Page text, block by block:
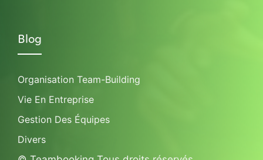
Blog
Organisation Team-Building
Vie En Entreprise
Gestion Des Équipes
Divers